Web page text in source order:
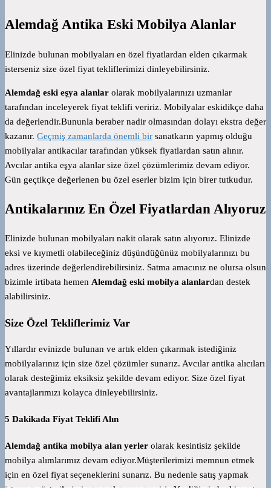
Alemdağ Antika Eski Mobilya Alanlar
Elinizde bulunan mobilyaları en özel fiyatlardan elden çıkarmak
isterseniz size özel fiyat tekliflerimizi dinleyebilirsiniz.
Alemdağ eski eşya alanlar olarak mobilyalarınızı uzmanlar
tarafından inceleyerek fiyat teklifi veririz. Mobilyalar eskidikçe daha
da değerlendir.Bununla beraber nadir olmasından dolayı ekstra değer
kazanır. Geçmiş zamanlarda önemli bir sanatkarın yapmış olduğu
mobilyalar antikacılar tarafından yüksek fiyatlardan satın alınır.
Avcılar antika eşya alanlar size özel çözümlerimiz devam ediyor.
Gün geçtikçe değerlenen bu özel eserler bizim için birer tutkudur.
Antikalarınız En Özel Fiyatlardan Alıyoruz
Elinizde bulunan mobilyaları nakit olarak satın alıyoruz. Elinizde
eksi ve kıymetli olabileceğiniz düşündüğünüz mobilyalarınızı bu
adres üzerinde değerlendirebilirsiniz. Satma amacınız ne olursa olsun
bizimle irtibata hemen Alemdağ eski mobilya alanlardan destek
alabilirsiniz.
Size Özel Tekliflerimiz Var
Yıllardır evinizde bulunan ve artık elden çıkarmak istediğiniz
mobilyalarınız için size özel çözümler sunarız. Avcılar antika alıcıları
olarak desteğimiz eksiksiz şekilde devam ediyor. Size özel fiyat
avantajlarımızı kolayca dinleyebilirsiniz.
5 Dakikada Fiyat Teklifi Alın
Alemdağ antika mobilya alan yerler olarak kesintisiz şekilde
mobilya alımlarımız devam ediyor.Müşterilerimizi memnun etmek
için en özel fiyat seçeneklerini sunarız. Bu nedenle satış yapmak